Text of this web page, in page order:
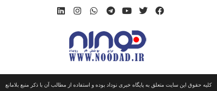
کلیه حقوق این سایت متعلق به پایگاه خبری نوداد بوده و استفاده از مطالب آن با ذکر منبع بلامانع